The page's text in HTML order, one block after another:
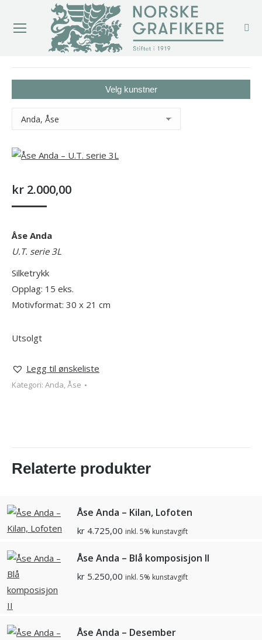
Velg kunstner
kr 2.000,00
Åse Anda
U.T. serie 3L
Silketrykk
Opplag: 15 eks.
Motivformat: 30 x 21 cm
Utsolgt
Legg til ønskeliste
Kategori: Anda, Åse
Relaterte produkter
Åse Anda – Kilan, Lofoten
kr 4.725,00 inkl. 5% kunstavgift
Åse Anda – Blå komposisjon II
kr 5.250,00 inkl. 5% kunstavgift
Åse Anda – Desember